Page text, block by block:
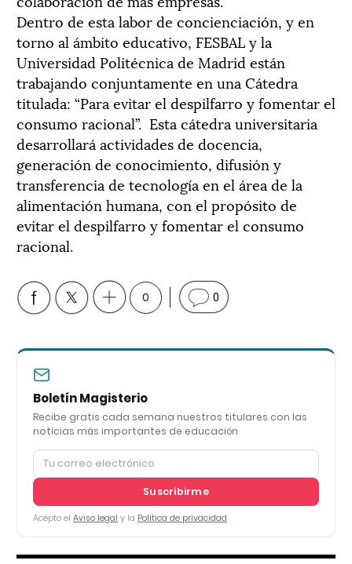
Dentro de esta labor de concienciación, y en
torno al ámbito educativo, FESBAL y la
Universidad Politécnica de Madrid están
trabajando conjuntamente en una Cátedra
titulada: “Para evitar el despilfarro y fomentar el
consumo racional”. Esta cátedra universitaria
desarrollará actividades de docencia,
generación de conocimiento, difusión y
transferencia de tecnología en el área de la
alimentación humana, con el propósito de
evitar el despilfarro y fomentar el consumo
racional.
0 0
Boletín Magisterio
Recibe gratis cada semana nuestros titulares con las
noticias más importantes de educación
Suscribirme
Acepto el Aviso legal y la Política de privacidad